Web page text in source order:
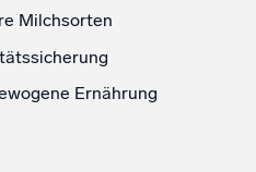
Milchsorten
Ernährung